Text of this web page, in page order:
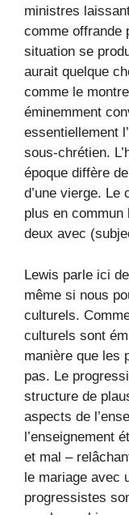
ministres
comme offrande
situation se
aurait quelque
comme le
éminemment
essentiellement
sous-chrétien.
époque diffère
d’une vierge. Le
plus en
deux avec
Lewis parle ici
même si nous
culturels.
culturels sont
manière que les
pas. Le
structure de
aspects de
l’enseignement
et mal –
le mariage avec
progressistes